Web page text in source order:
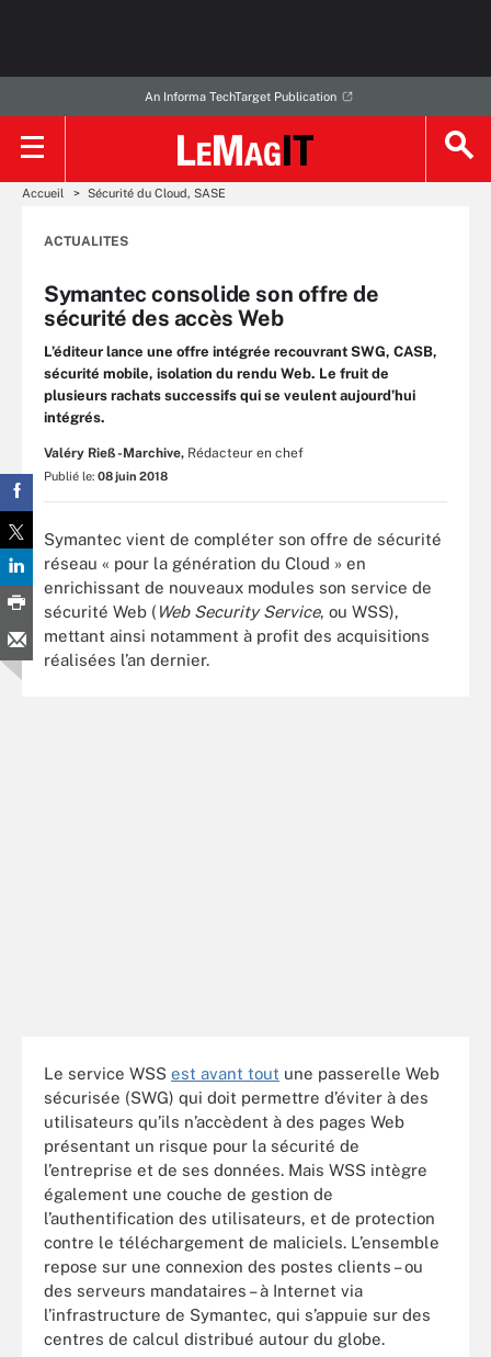
An Informa TechTarget Publication
Accueil Sécurité du Cloud, SASE
ACTUALITES
Symantec consolide son offre de
sécurité des accès Web
L’éditeur lance une offre intégrée recouvrant SWG, CASB,
sécurité mobile, isolation du rendu Web. Le fruit de
plusieurs rachats successifs qui se veulent aujourd’hui
intégrés.
Valéry Rieß-Marchive, Rédacteur en chef
Publié le: 08 juin 2018
Symantec vient de compléter son offre de sécurité
réseau « pour la génération du Cloud » en
enrichissant de nouveaux modules son service de
sécurité Web ( Web Security Service, ou WSS),
mettant ainsi notamment à profit des acquisitions
réalisées l’an dernier.
Le service WSS est avant tout une passerelle Web
sécurisée (SWG) qui doit permettre d’éviter à des
utilisateurs qu’ils n’accèdent à des pages Web
présentant un risque pour la sécurité de
l’entreprise et de ses données. Mais WSS intègre
également une couche de gestion de
l’authentification des utilisateurs, et de protection
contre le téléchargement de maliciels. L’ensemble
repose sur une connexion des postes clients – ou
des serveurs mandataires – à Internet via
l’infrastructure de Symantec, qui s’appuie sur des
centres de calcul distribué autour du globe.